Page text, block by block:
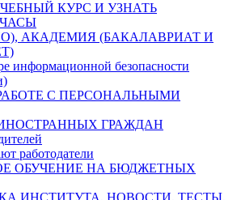
КУРС И УЗНАТЬ
АКАДЕМИЯ (БАКАЛАВРИАТ И
информационной безопасности
С ПЕРСОНАЛЬНЫМИ
ГРАЖДАН
работодатели
ОБУЧЕНИЕ НА БЮДЖЕТНЫХ
ИНСТИТУТА, НОВОСТИ, ТЕСТЫ,